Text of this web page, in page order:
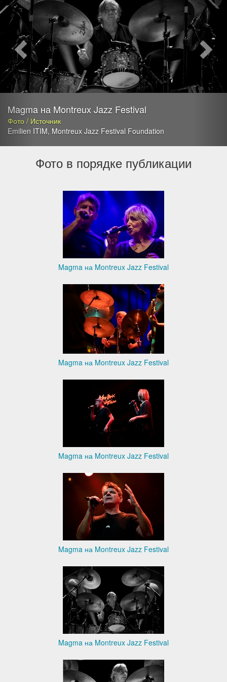
Magma на Montreux Jazz Festival
Фото / Источник
Emilien ITIM, Montreux Jazz Festival Foundation
Фото в порядке публикации
Magma на Montreux Jazz Festival
Magma на Montreux Jazz Festival
Magma на Montreux Jazz Festival
Magma на Montreux Jazz Festival
Magma на Montreux Jazz Festival